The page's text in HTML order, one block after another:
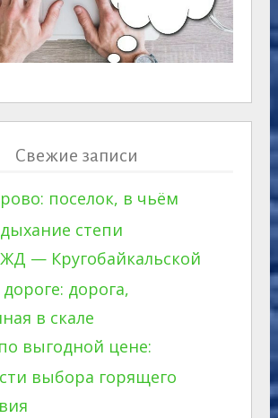
Свежие записи
поселок, в чьём
степи
— Кругобайкальской
дорога,
в скале
выгодной цене:
выбора горящего